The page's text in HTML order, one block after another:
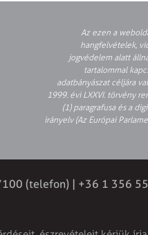
Az ezen a
hangfelvételek,
jogvédelem alatt
tartalommal
adatbányászat céljára
1999. évi LXXVI. törvény
(1) paragrafusa és a
irányelv (Az Európai
(telefon) | +36 1 356